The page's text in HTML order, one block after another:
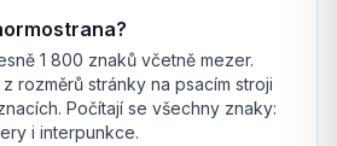
1 800 znaků včetně mezer.
rozměrů stránky na psacím stroji
Počítají se všechny znaky:
i interpunkce.